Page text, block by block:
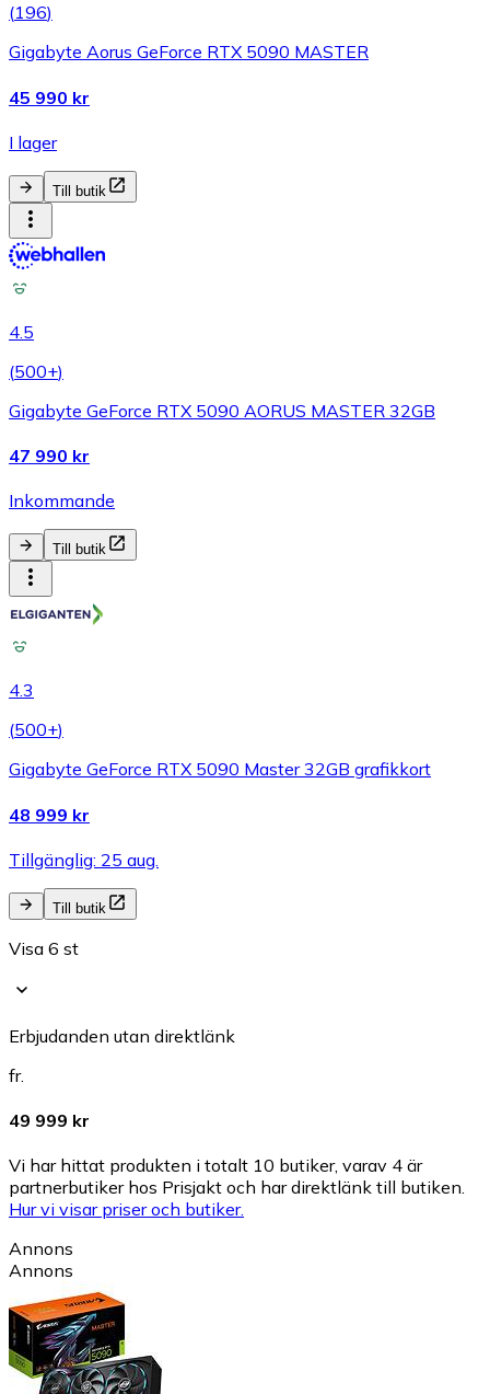
(196)
Gigabyte Aorus GeForce RTX 5090 MASTER
45 990 kr
I lager
Till butik
4.5
(500+)
Gigabyte GeForce RTX 5090 AORUS MASTER 32GB
47 990 kr
Inkommande
Till butik
4.3
(500+)
Gigabyte GeForce RTX 5090 Master 32GB grafikkort
48 999 kr
Tillgänglig: 25 aug.
Till butik
Visa 6 st
Erbjudanden utan direktlänk
fr.
49 999 kr
Vi har hittat produkten i totalt 10 butiker, varav 4 är
partnerbutiker hos Prisjakt och har direktlänk till butiken.
Hur vi visar priser och butiker.
Annons
Annons